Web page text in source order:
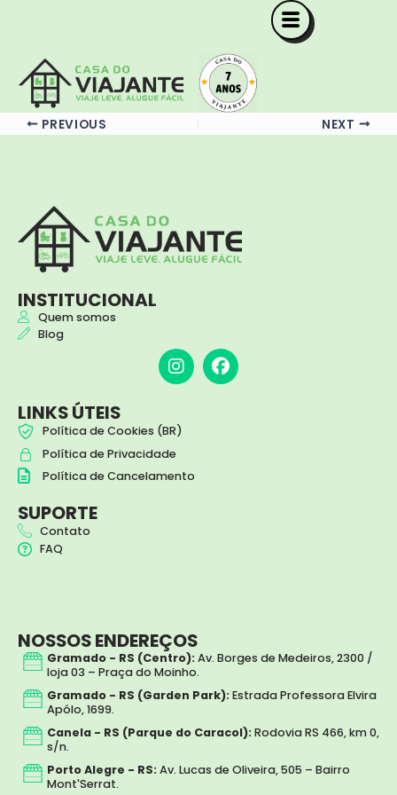
conteúdo
27/11/2024
PREVIOUS NEXT
INSTITUCIONAL
Quem somos
Blog
I
n
s
a
g
r
a
F
a
c
LINKS ÚTEIS
Política de Cookies (BR)
Política de Privacidade
Política de Cancelamento
SUPORTE
Contato
FAQ
NOSSOS ENDEREÇOS
Gramado - RS (Centro): Av. Borges de Medeiros, 2300 /
loja 03 – Praça do Moinho.
Gramado - RS (Garden Park): Estrada Professora Elvira
Apólo, 1699.
Canela - RS (Parque do Caracol): Rodovia RS 466, km 0,
s/n.
Porto Alegre - RS: Av. Lucas de Oliveira, 505 – Bairro
Mont'Serrat.